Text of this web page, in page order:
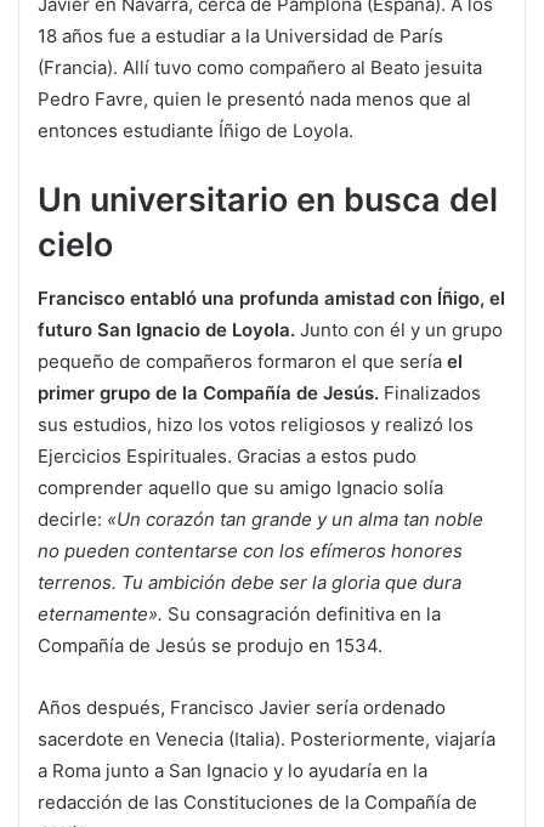
18 años fue a estudiar a la Universidad de París
(Francia). Allí tuvo como compañero al Beato jesuita
Pedro Favre, quien le presentó nada menos que al
entonces estudiante Íñigo de Loyola.
Un universitario en busca del
cielo
Francisco entabló una profunda amistad con Íñigo, el
futuro San Ignacio de Loyola. Junto con él y un grupo
pequeño de compañeros formaron el que sería el
primer grupo de la Compañía de Jesús. Finalizados
sus estudios, hizo los votos religiosos y realizó los
Ejercicios Espirituales. Gracias a estos pudo
comprender aquello que su amigo Ignacio solía
decirle: «Un corazón tan grande y un alma tan noble
no pueden contentarse con los efímeros honores
terrenos. Tu ambición debe ser la gloria que dura
eternamente». Su consagración definitiva en la
Compañía de Jesús se produjo en 1534.
Años después, Francisco Javier sería ordenado
sacerdote en Venecia (Italia). Posteriormente, viajaría
a Roma junto a San Ignacio y lo ayudaría en la
redacción de las Constituciones de la Compañía de